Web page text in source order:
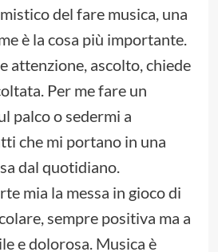
del fare musica, una
è la cosa più importante.
attenzione, ascolto, chiede
Per me fare un
palco o sedermi a
che mi portano in una
dal quotidiano.
mia la messa in gioco di
sempre positiva ma a
e dolorosa. Musica è